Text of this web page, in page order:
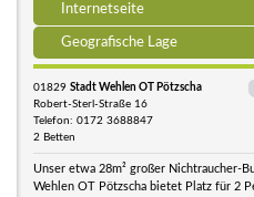
Internetseite
Geografische Lage
01829 Stadt Wehlen OT Pötzscha
Robert-Sterl-Straße 16
Telefon: 0172 3688847
2 Betten
Unser etwa 28m² großer Nichtraucher-
Wehlen OT Pötzscha bietet Platz für 2